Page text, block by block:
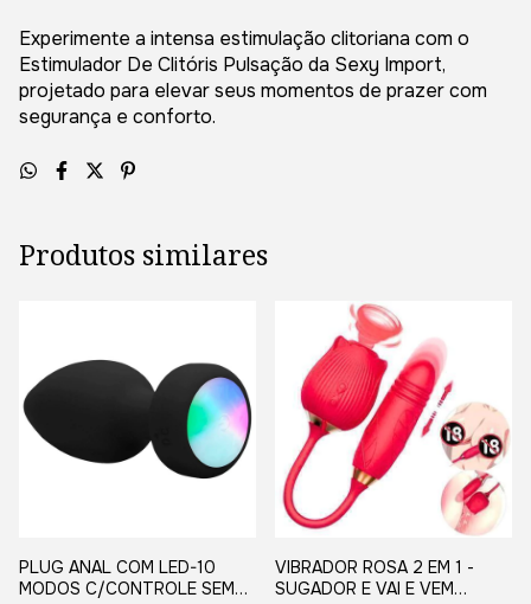
Experimente a intensa estimulação clitoriana com o
Estimulador De Clitóris Pulsação da Sexy Import,
projetado para elevar seus momentos de prazer com
segurança e conforto.
Produtos similares
PLUG ANAL COM LED-10
MODOS C/CONTROLE SEM
VIBRADOR ROSA 2 EM 1 -
SUGADOR E VAI E VEM